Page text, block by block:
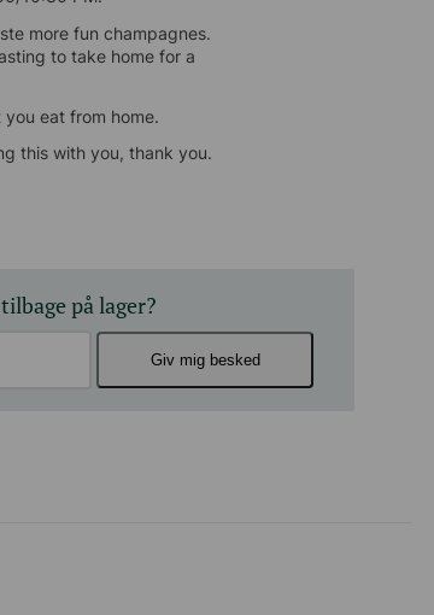
fun champagnes. It’s
to take home for a great
eat from home.
with you, thank you.
på lager?
Giv mig besked